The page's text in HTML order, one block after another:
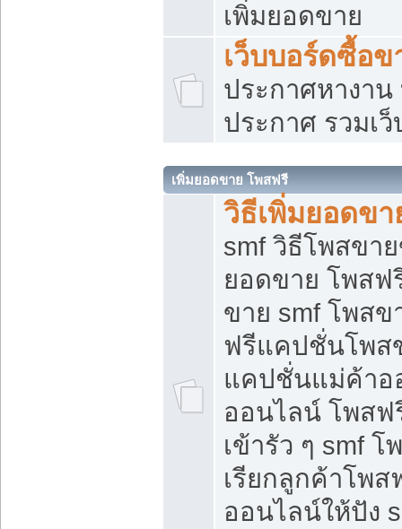
เพิ่มยอดขาย
เว็บบอร์ดซื้อข
ประกาศหางาน
ประกาศ รวมเ
เพิ่มยอดขาย โพสฟรี
วิธีเพิ่มยอดข
smf วิธีโพสขา
ยอดขาย โพสฟ
ขาย smf โพส
ฟรีแคปชั่นโพส
แคปชั่นแม่ค้า
ออนไลน์ โพสฟ
เข้ารัว ๆ smf
เรียกลูกค้าโพส
ออนไลน์ให้ปัง